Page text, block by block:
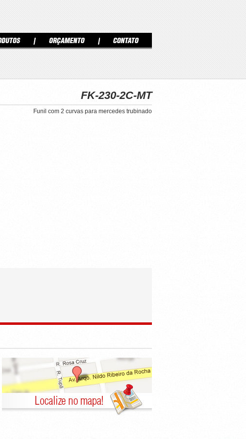
FK-230-2C-MT
Funil com 2 curvas para mercedes trubinado